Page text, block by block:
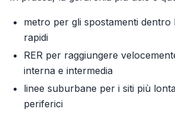
metro per gli spostamenti dentro
rapidi
RER per raggiungere
interna e intermedia
linee suburbane per i siti più
periferici